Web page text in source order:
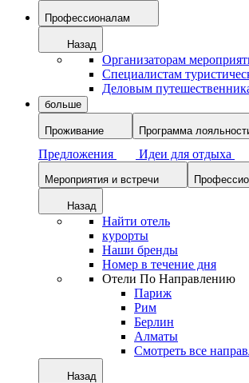
Профессионалам
Назад
Организаторам
Специалистам
Деловым
больше
Проживание Программа
Предложения Идеи для отдыха
Мероприятия и встречи
Назад
Найти отель
курорты
Наши бренды
Номер в течение дня
Отели По Направлению
Париж
Рим
Берлин
Алматы
Смотреть все
Назад